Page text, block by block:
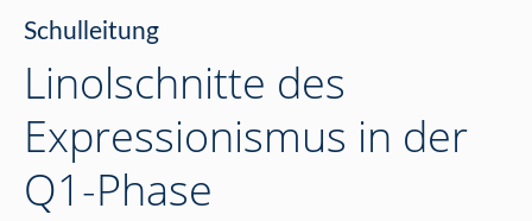
Schulleitung
Linolschnitte des
Expressionismus in der
Q1-Phase